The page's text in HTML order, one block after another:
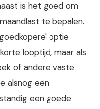
is het goed om
te bepalen.
optie
looptijd, maar als
of andere vaste
alsnog een
een goede